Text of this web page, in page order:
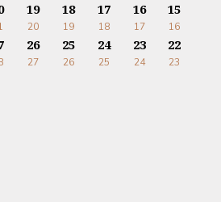
15
16
16
17
17
18
18
19
19
20
22
23
23
24
24
25
25
26
26
27